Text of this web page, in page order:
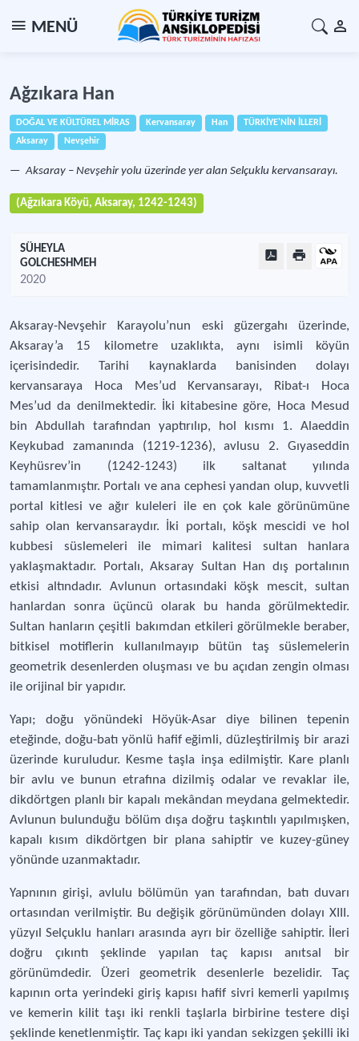
MENÜ
Ağzıkara Han
DOĞAL VE KÜLTÜREL MİRAS Kervansaray Han
TÜRKİYE'NİN İLLERİ
Aksaray
Nevşehir
Aksaray – Nevşehir yolu üzerinde yer alan Selçuklu kervansarayı.
(Ağzıkara Köyü, Aksaray, 1242-1243)
SÜHEYLA
GOLCHESHMEH
2020
Aksaray-Nevşehir Karayolu’nun eski güzergahı üzerinde,
Aksaray’a 15 kilometre uzaklıkta, aynı isimli köyün
içerisindedir. Tarihi kaynaklarda banisinden dolayı
kervansaraya Hoca Mes’ud Kervansarayı, Ribat-ı Hoca
Mes’ud da denilmektedir. İki kitabesine göre, Hoca Mesud
bin Abdullah tarafından yaptırılıp, hol kısmı 1. Alaeddin
Keykubad zamanında (1219-1236), avlusu 2. Gıyaseddin
Keyhüsrev’in (1242-1243) ilk saltanat yılında
tamamlanmıştır. Portalı ve ana cephesi yandan olup, kuvvetli
portal kitlesi ve ağır kuleleri ile en çok kale görünümüne
sahip olan kervansaraydır. İki portalı, köşk mescidi ve hol
kubbesi süslemeleri ile mimari kalitesi sultan hanlara
yaklaşmaktadır. Portalı, Aksaray Sultan Han dış portalının
etkisi altındadır. Avlunun ortasındaki köşk mescit, sultan
hanlardan sonra üçüncü olarak bu handa görülmektedir.
Sultan hanların çeşitli bakımdan etkileri görülmekle beraber,
bitkisel motiflerin kullanılmayıp bütün taş süslemelerin
geometrik desenlerden oluşması ve bu açıdan zengin olması
ile orijinal bir yapıdır.
Yapı; doğu yönündeki Höyük-Asar diye bilinen tepenin
eteğinde, doğu-batı yönlü hafif eğimli, düzleştirilmiş bir arazi
üzerinde kuruludur. Kesme taşla inşa edilmiştir. Kare planlı
bir avlu ve bunun etrafına dizilmiş odalar ve revaklar ile,
dikdörtgen planlı bir kapalı mekândan meydana gelmektedir.
Avlunun bulunduğu bölüm dışa doğru taşkıntılı yapılmışken,
kapalı kısım dikdörtgen bir plana sahiptir ve kuzey-güney
yönünde uzanmaktadır.
Yapnının girişi, avlulu bölümün yan tarafından, batı duvarı
ortasından verilmiştir. Bu değişik görünümünden dolayı XIII.
yüzyıl Selçuklu hanları arasında ayrı bir özelliğe sahiptir. İleri
doğru çıkıntı şeklinde yapılan taç kapısı anıtsal bir
görünümdedir. Üzeri geometrik desenlerle bezelidir. Taç
kapının orta yerindeki giriş kapısı hafif sivri kemerli yapılmış
ve kemerin kilit taşı iki renkli taşlarla birbirine testere dişi
şeklinde kenetlenmiştir. Taç kapı iki yandan sekizgen şekilli iki